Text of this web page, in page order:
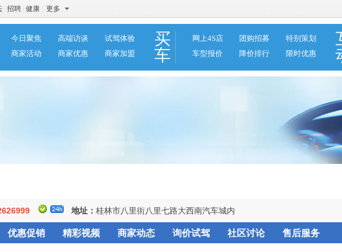
招聘 健康 更多
今日聚焦 高端访谈
试驾体验
商家活动
商家优惠 商家加盟
买
车
网上4S店 团购招募
特别策划
车型报价
降价排行 限时优惠
地址： 桂林市八里街八里七路大西南汽车城内
优惠促销 精彩视频 商家动态 询价试驾 社区讨论 售后服务